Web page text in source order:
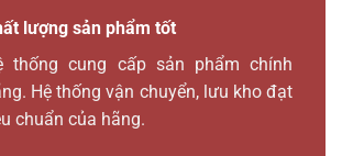
lượng sản phẩm tốt
thống cung cấp sản phẩm chính
Hệ thống vận chuyển, lưu kho đạt
chuẩn của hãng.